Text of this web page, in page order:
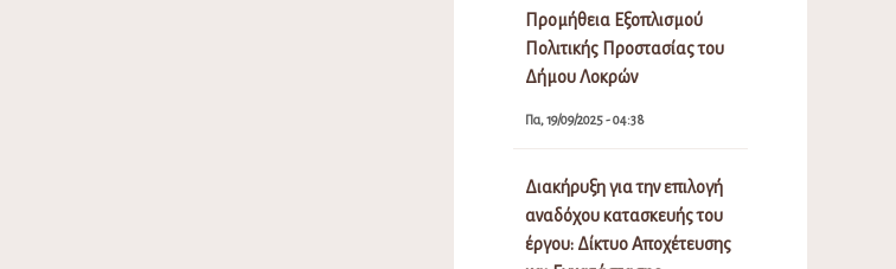
Προμήθεια Εξοπλισμού
Πολιτικής Προστασίας του
Δήμου Λοκρών
Πα, 19/09/2025 - 04:38
Διακήρυξη για την επιλογή
αναδόχου κατασκευής του
έργου: Δίκτυο Αποχέτευσης